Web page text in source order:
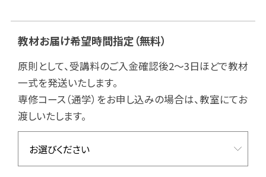
教材お届け希望時間指定（無料）
原則として、受講料のご入金確認後2～3日ほどで教材
一式を発送いたします。
専修コース（通学）をお申し込みの場合は、教室にてお
渡しいたします。